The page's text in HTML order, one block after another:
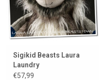
Sigikid Beasts Laura
Laundry
€57,99